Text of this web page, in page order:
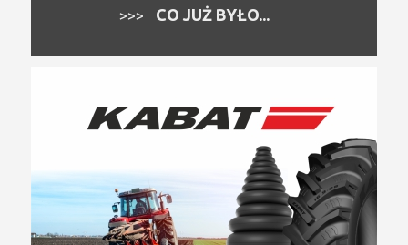
>>> CO JUŻ BYŁO...